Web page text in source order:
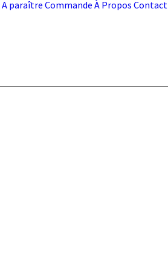
A paraître Commande À Propos Contact